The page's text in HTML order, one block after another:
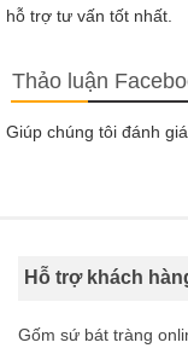
hỗ trợ tư vấn tốt nhất.
Thảo luận
Giúp chúng tôi đánh
Hỗ trợ khách
Gốm sứ bát tràng